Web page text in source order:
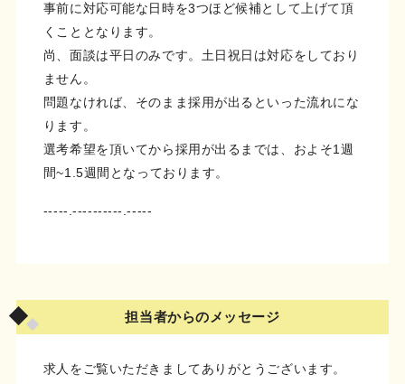
事前に対応可能な日時を3つほど候補として上げて頂
くこととなります。
尚、面談は平日のみです。土日祝日は対応をしており
ません。
問題なければ、そのまま採用が出るといった流れにな
ります。
選考希望を頂いてから採用が出るまでは、およそ1週
間~1.5週間となっております。
-----.----------.-----
担当者からのメッセージ
求人をご覧いただきましてありがとうございます。